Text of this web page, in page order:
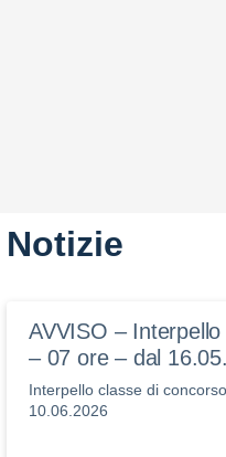
Notizie
AVVISO –
– 07 ore – dal
Interpello classe di
10.06.2026